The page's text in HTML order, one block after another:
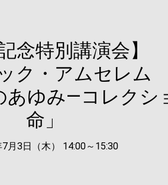
念特別講演会】
ク・アムセレム
あゆみ―コレク
命」
月3日（木） 14:00～15:30